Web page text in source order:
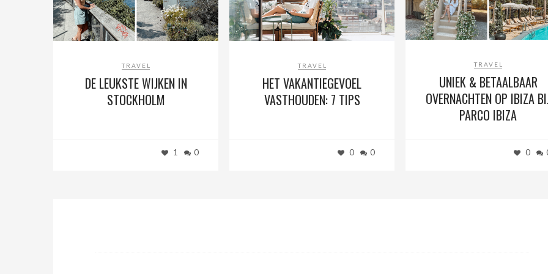
TRAVEL
DE LEUKSTE WIJKEN IN
STOCKHOLM
1 0
TRAVEL
HET VAKANTIEGEVOEL
VASTHOUDEN: 7 TIPS
0 0
TRAVEL
UNIEK & BETAALBAAR
OVERNACHTEN OP IBIZA
PARCO IBIZA
0